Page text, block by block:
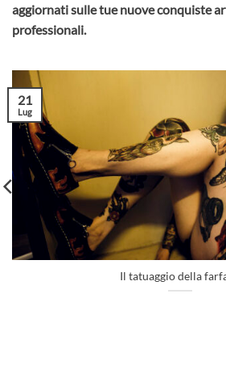
aggiornati sulle tue nuove conquiste
professionali.
Il tatuaggio della
21
Lug